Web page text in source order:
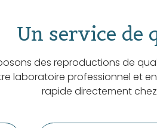
Un service de
des reproductions de
laboratoire professionnel et
rapide directement